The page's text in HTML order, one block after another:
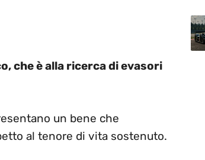
che è alla ricerca di evasori
un bene che
al tenore di vita sostenuto.